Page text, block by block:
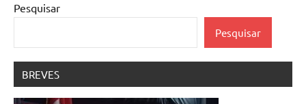
Pesquisar
Pesquisar
BREVES